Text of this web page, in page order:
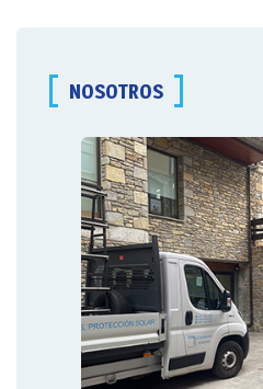
NOSOTROS